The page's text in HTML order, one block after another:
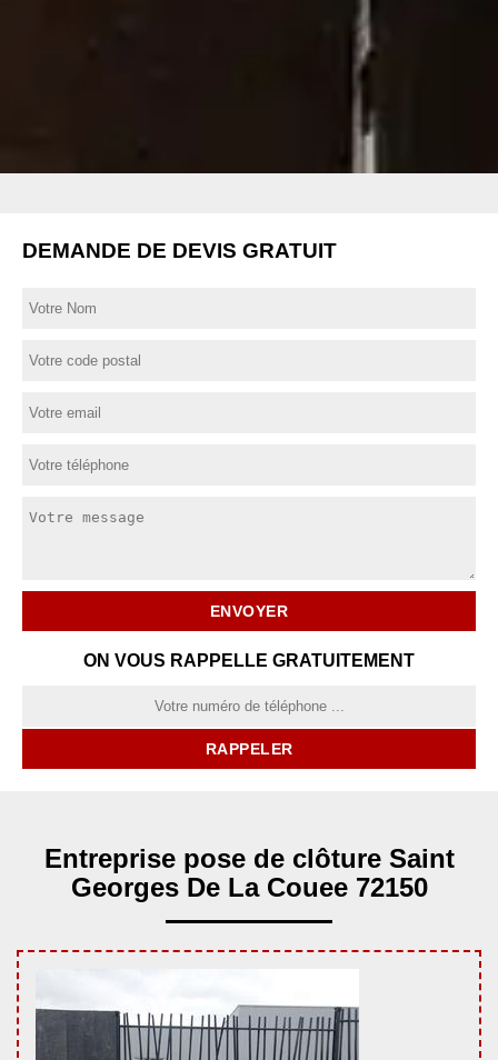
DEMANDE DE DEVIS GRATUIT
ON VOUS RAPPELLE GRATUITEMENT
Entreprise pose de clôture Saint
Georges De La Couee 72150